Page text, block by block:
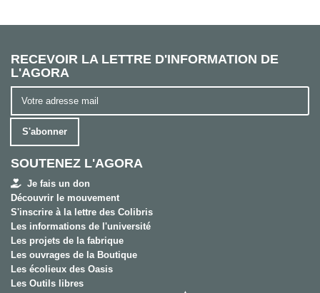
RECEVOIR LA LETTRE D'INFORMATION DE
L'AGORA
S'abonner
SOUTENEZ L'AGORA
Je fais un don
Découvrir le mouvement
S'inscrire à la lettre des Colibris
Les informations de l'université
Les projets de la fabrique
Les ouvrages de la Boutique
Les écolieux des Oasis
Les Outils libres